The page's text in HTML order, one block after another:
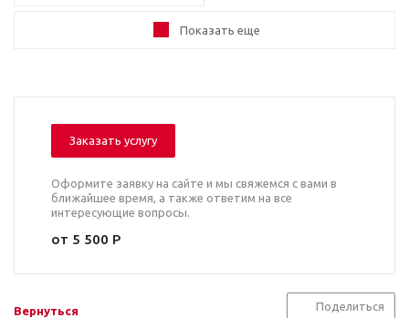
Показать еще
Заказать услугу
Оформите заявку на сайте и мы свяжемся с вами в
ближайшее время, а также ответим на все
интересующие вопросы.
от 5 500 Р
Вернуться Поделиться